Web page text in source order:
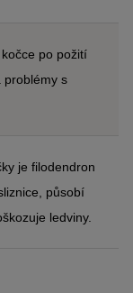
po požití
problémy s
je filodendron
působí
ledviny.